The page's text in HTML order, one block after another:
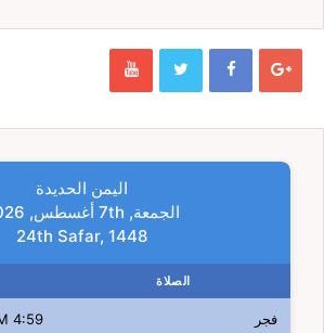
اليمن الحديدة
الجمعة, 7th أغسطس, 2026
24th Safar, 1448
الصلاة
فجر 4:59 AM